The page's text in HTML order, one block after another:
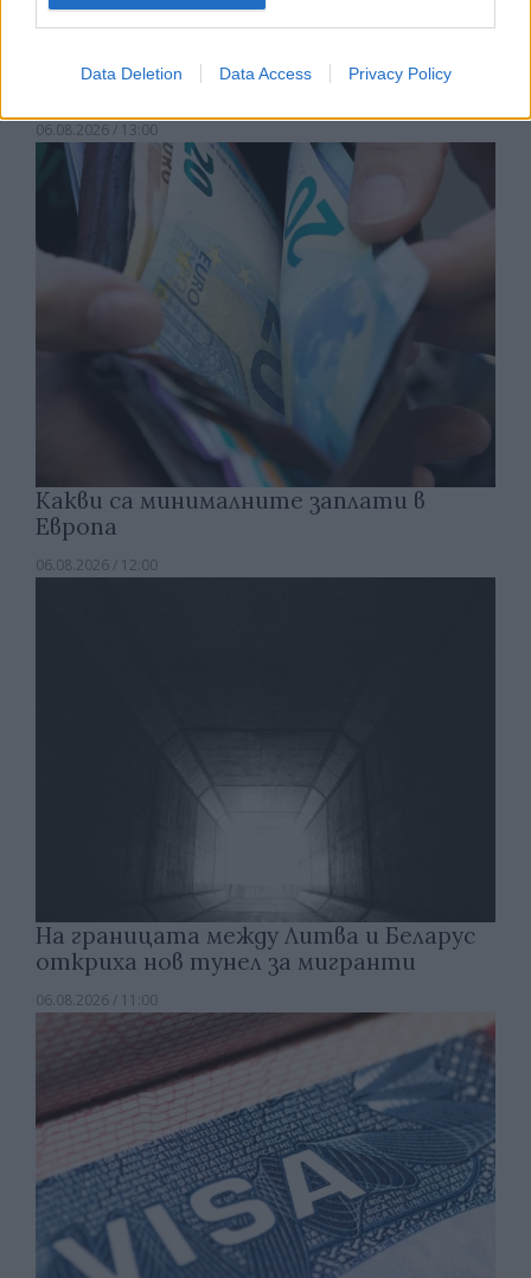
Data Deletion Data Access Privacy Policy
може да стане най-богатият
06.08.2026 / 13:00
Какви са минималните заплати в
Европа
06.08.2026 / 12:00
На границата между Литва и Беларус
откриха нов тунел за мигранти
06.08.2026 / 11:00